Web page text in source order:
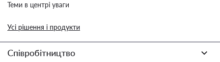
Теми в центрі уваги
Усі рішення і продукти
Співробітництво